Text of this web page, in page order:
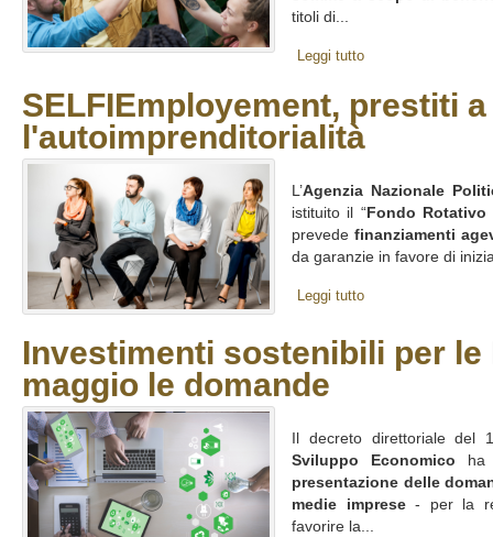
titoli di...
Leggi tutto
SELFIEmployement, prestiti
l'autoimprenditorialità
L’Agenzia Nazionale
istituito il “ Fondo Rotativo
prevedefinanziamenti
da garanzie in favore di
Leggi tutto
Investimenti sostenibili per le
maggio le domande
Il decreto direttoriale
Sviluppo Economico ha
presentazione delle
medie imprese- per la
favorire la...